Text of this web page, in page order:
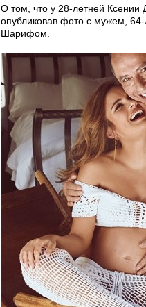
О том, что у 28-летней Ксении
опубликовав фото с мужем,
Шарифом.